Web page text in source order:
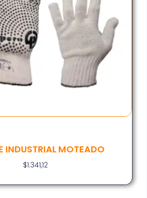
INDUSTRIAL MOTEADO
$1.341,12